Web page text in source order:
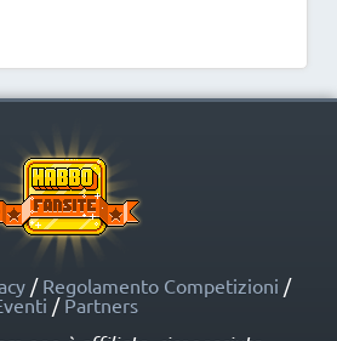
/ Regolamento Competizioni /
/ Partners